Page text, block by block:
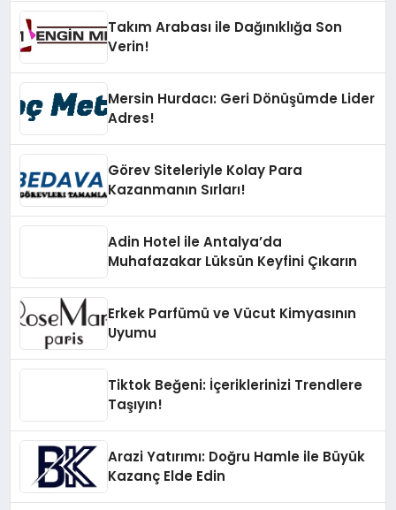
Takım Arabası ile Dağınıklığa Son
Verin!
Mersin Hurdacı: Geri Dönüşümde Lider
Adres!
Görev Siteleriyle Kolay Para
Kazanmanın Sırları!
Adin Hotel ile Antalya’da
Muhafazakar Lüksün Keyfini Çıkarın
Erkek Parfümü ve Vücut Kimyasının
Uyumu
Tiktok Beğeni: İçeriklerinizi Trendlere
Taşıyın!
Arazi Yatırımı: Doğru Hamle ile Büyük
Kazanç Elde Edin